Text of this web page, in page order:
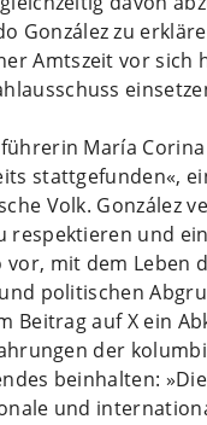
González zu
Amtszeit vor sich
María
stattgefunden«,
Volk. González
respektieren und
mit dem Leben
politischen
Beitrag auf X ein
der
beinhalten:
und